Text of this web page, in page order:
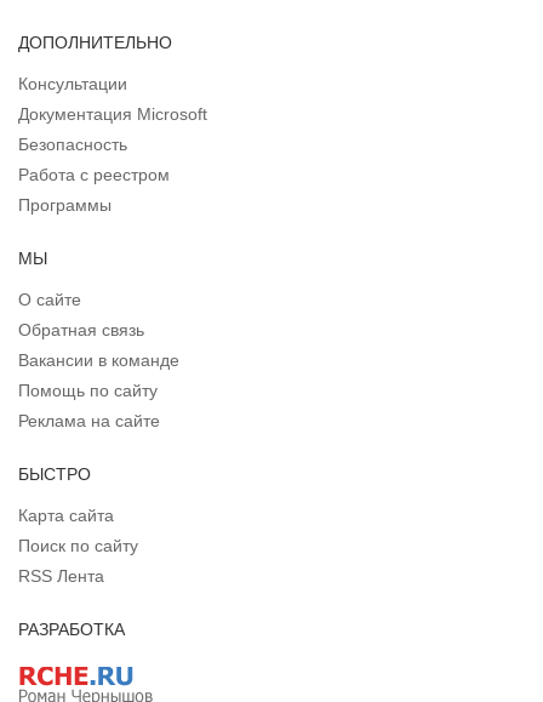
ДОПОЛНИТЕЛЬНО
Консультации
Документация Microsoft
Безопасность
Работа с реестром
Программы
МЫ
О сайте
Обратная связь
Вакансии в команде
Помощь по сайту
Реклама на сайте
БЫСТРО
Карта сайта
Поиск по сайту
RSS Лента
РАЗРАБОТКА